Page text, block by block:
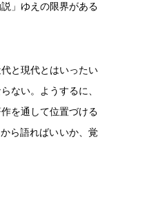
」ゆえの限界がある
と現代とはいったい
ない。ようするに、
を通して位置づける
ら語ればいいか、覚